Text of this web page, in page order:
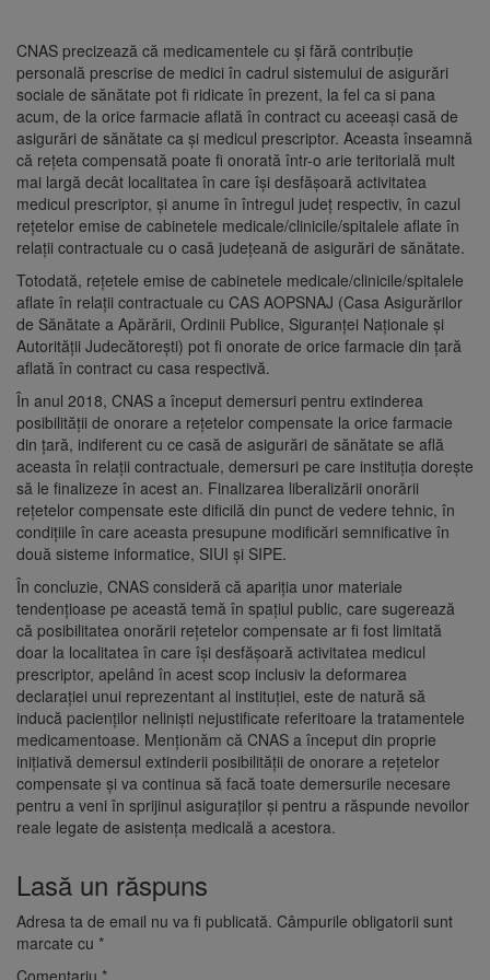
CNAS precizează că medicamentele cu şi fără contribuţie
personală prescrise de medici în cadrul sistemului de asigurări
sociale de sănătate pot fi ridicate în prezent, la fel ca si pana
acum, de la orice farmacie aflată în contract cu aceeaşi casă de
asigurări de sănătate ca şi medicul prescriptor. Aceasta înseamnă
că reţeta compensată poate fi onorată într-o arie teritorială mult
mai largă decât localitatea în care îşi desfăşoară activitatea
medicul prescriptor, şi anume în întregul judeţ respectiv, în cazul
reţetelor emise de cabinetele medicale/clinicile/spitalele aflate în
relaţii contractuale cu o casă judeţeană de asigurări de sănătate.
Totodată, reţetele emise de cabinetele medicale/clinicile/spitalele
aflate în relaţii contractuale cu CAS AOPSNAJ (Casa Asigurărilor
de Sănătate a Apărării, Ordinii Publice, Siguranţei Naţionale şi
Autorităţii Judecătoreşti) pot fi onorate de orice farmacie din ţară
aflată în contract cu casa respectivă.
În anul 2018, CNAS a început demersuri pentru extinderea
posibilităţii de onorare a reţetelor compensate la orice farmacie
din ţară, indiferent cu ce casă de asigurări de sănătate se află
aceasta în relaţii contractuale, demersuri pe care instituţia doreşte
să le finalizeze în acest an. Finalizarea liberalizării onorării
reţetelor compensate este dificilă din punct de vedere tehnic, în
condiţiile în care aceasta presupune modificări semnificative în
două sisteme informatice, SIUI şi SIPE.
În concluzie, CNAS consideră că apariţia unor materiale
tendenţioase pe această temă în spaţiul public, care sugerează
că posibilitatea onorării reţetelor compensate ar fi fost limitată
doar la localitatea în care îşi desfăşoară activitatea medicul
prescriptor, apelând în acest scop inclusiv la deformarea
declaraţiei unui reprezentant al instituţiei, este de natură să
inducă pacienţilor nelinişti nejustificate referitoare la tratamentele
medicamentoase. Menţionăm că CNAS a început din proprie
iniţiativă demersul extinderii posibilităţii de onorare a reţetelor
compensate şi va continua să facă toate demersurile necesare
pentru a veni în sprijinul asiguraţilor şi pentru a răspunde nevoilor
reale legate de asistenţa medicală a acestora.
Lasă un răspuns
Adresa ta de email nu va fi publicată. Câmpurile obligatorii sunt
marcate cu *